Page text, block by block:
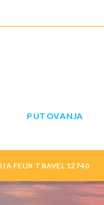
PUTOVANJA
FELIX TRAVEL 12740